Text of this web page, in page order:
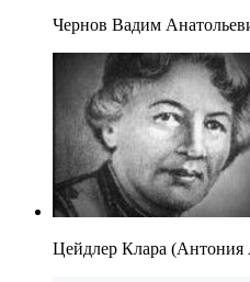
Чернов Вадим
Цейдлер Клара (Антония